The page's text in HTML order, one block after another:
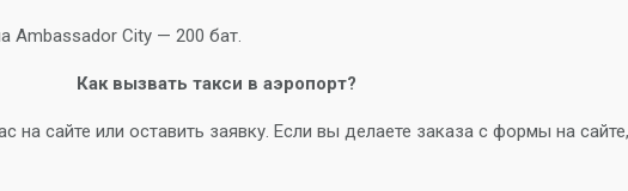
Ambassador City — 200 бат.
Как вызвать такси в аэропорт?
сайте или оставить заявку. Если вы делаете заказа с формы на